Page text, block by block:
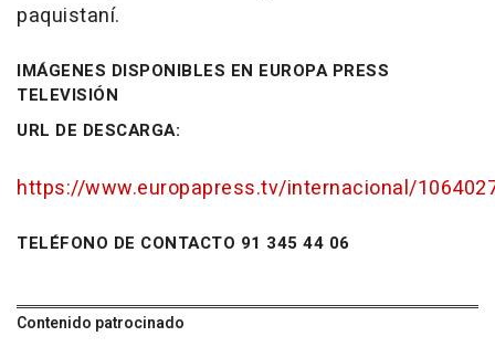
paquistaní.
IMÁGENES DISPONIBLES EN EUROPA PRESS
TELEVISIÓN
URL DE DESCARGA:
https://www.europapress.tv/internacional/
TELÉFONO DE CONTACTO 91 345 44 06
Contenido patrocinado